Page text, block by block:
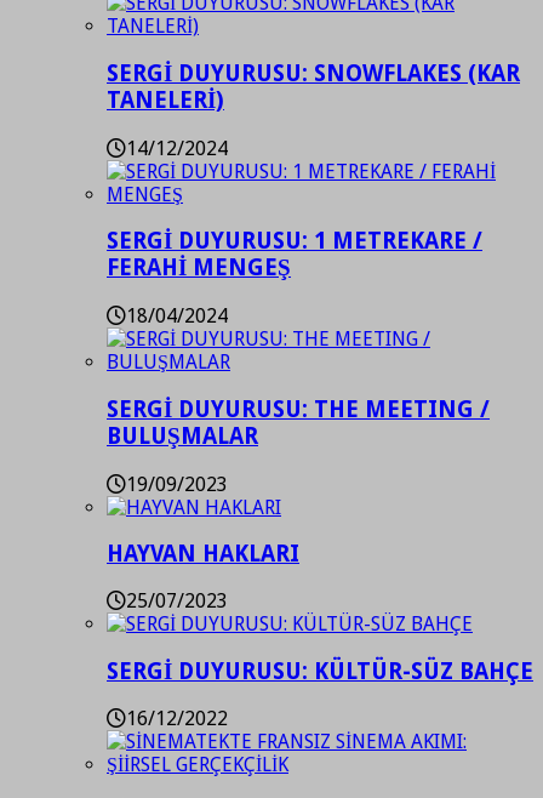
SERGİ DUYURUSU: SNOWFLAKES (KAR
TANELERİ)
14/12/2024
SERGİ DUYURUSU: 1 METREKARE /
FERAHİ MENGEŞ
18/04/2024
SERGİ DUYURUSU: THE MEETING /
BULUŞMALAR
19/09/2023
HAYVAN HAKLARI
25/07/2023
SERGİ DUYURUSU: KÜLTÜR-SÜZ BAHÇE
16/12/2022